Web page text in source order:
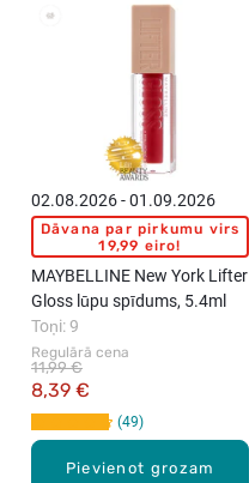
Pievienot grozam
02.08.2026 - 01.09.2026
Dāvana par pirkumu virs
19,99 eiro!
MAYBELLINE New York Lifter
Gloss lūpu spīdums, 5.4ml
Regulārā cena
8,39 €
11,99 €
Toņi: 9
49